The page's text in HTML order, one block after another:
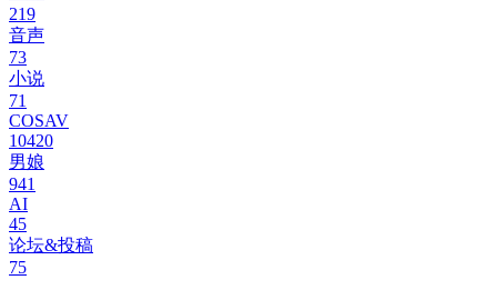
219
音声
73
小说
71
COSAV
10420
男娘
941
AI
45
论坛&投稿
75